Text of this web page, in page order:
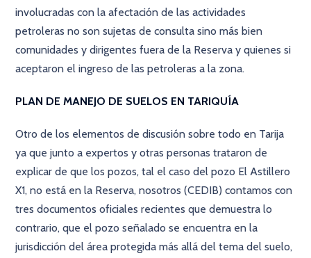
involucradas con la afectación de las actividades
petroleras no son sujetas de consulta sino más bien
comunidades y dirigentes fuera de la Reserva y quienes si
aceptaron el ingreso de las petroleras a la zona.
PLAN DE MANEJO DE SUELOS EN TARIQUÍA
Otro de los elementos de discusión sobre todo en Tarija
ya que junto a expertos y otras personas trataron de
explicar de que los pozos, tal el caso del pozo El Astillero
X1, no está en la Reserva, nosotros (CEDIB) contamos con
tres documentos oficiales recientes que demuestra lo
contrario, que el pozo señalado se encuentra en la
jurisdicción del área protegida más allá del tema del suelo,